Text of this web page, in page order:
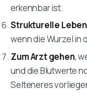
erkennbar ist.
Strukturelle
wenn die Wurzel in
Zum Arzt gehen,
und die Blutwerte
Selteneres